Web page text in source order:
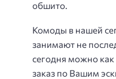
обшито.
Комоды в нашей
занимают не
сегодня можно как
заказ по Вашим